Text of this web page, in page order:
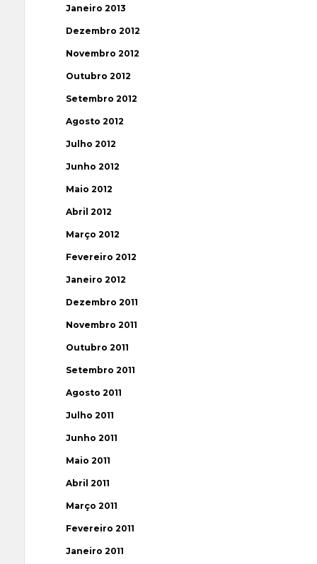
Janeiro 2013
Dezembro 2012
Novembro 2012
Outubro 2012
Setembro 2012
Agosto 2012
Julho 2012
Junho 2012
Maio 2012
Abril 2012
Março 2012
Fevereiro 2012
Janeiro 2012
Dezembro 2011
Novembro 2011
Outubro 2011
Setembro 2011
Agosto 2011
Julho 2011
Junho 2011
Maio 2011
Abril 2011
Março 2011
Fevereiro 2011
Janeiro 2011